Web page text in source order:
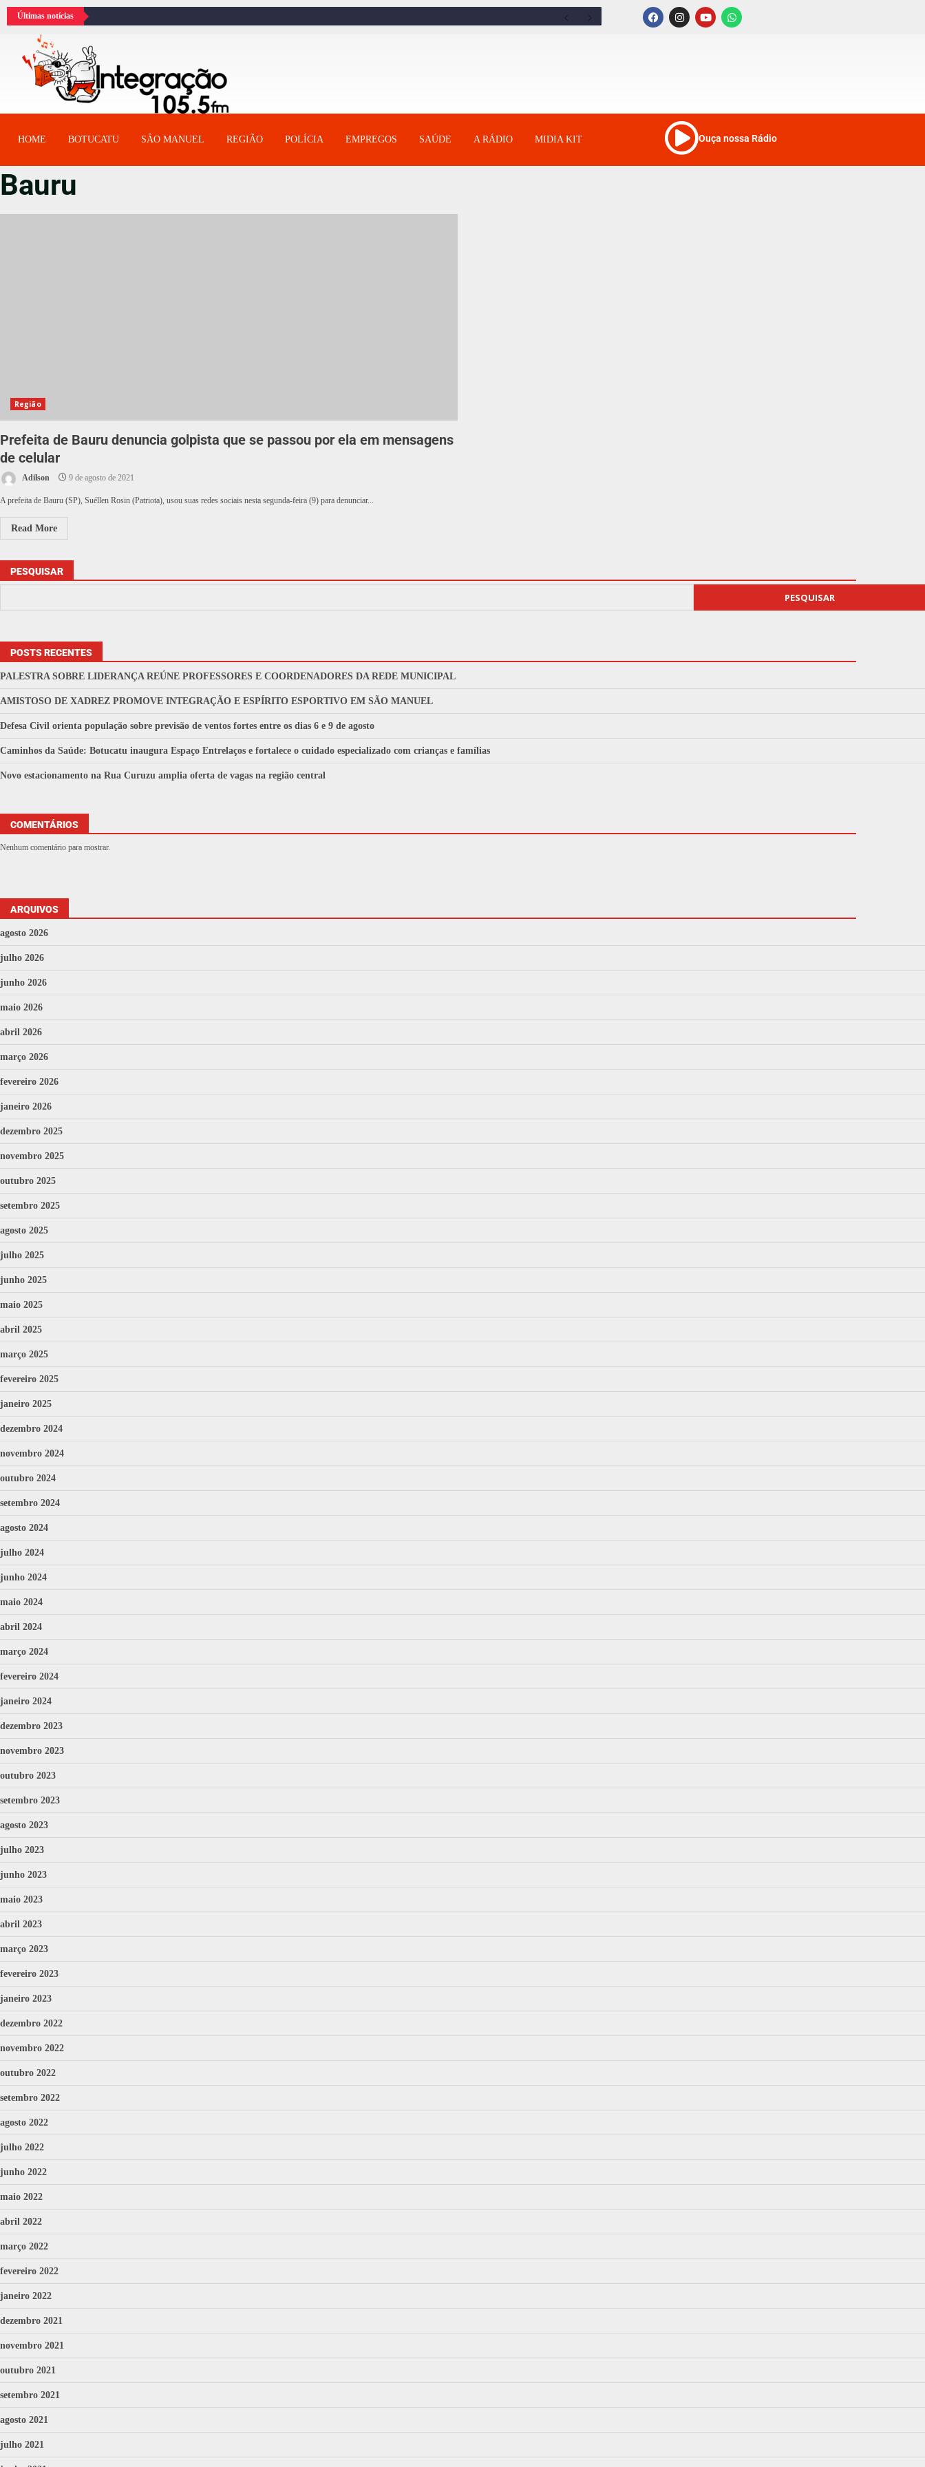
Últimas notícias
HOME BOTUCATU SÂO MANUEL REGIÃO POLÍCIA EMPREGOS SAÚDE A RÁDIO MIDIA KIT Ouça nossa Rádio
Bauru
Região
Prefeita de Bauru denuncia golpista que se passou por ela em mensagens
de celular
Adilson 9 de agosto de 2021
A prefeita de Bauru (SP), Suéllen Rosin (Patriota), usou suas redes sociais nesta segunda-feira (9) para denunciar...
Read More
PESQUISAR
PESQUISAR
POSTS RECENTES
PALESTRA SOBRE LIDERANÇA REÚNE PROFESSORES E COORDENADORES DA REDE MUNICIPAL
AMISTOSO DE XADREZ PROMOVE INTEGRAÇÃO E ESPÍRITO ESPORTIVO EM SÃO MANUEL
Defesa Civil orienta população sobre previsão de ventos fortes entre os dias 6 e 9 de agosto
Caminhos da Saúde: Botucatu inaugura Espaço Entrelaços e fortalece o cuidado especializado com crianças e famílias
Novo estacionamento na Rua Curuzu amplia oferta de vagas na região central
COMENTÁRIOS
Nenhum comentário para mostrar.
ARQUIVOS
agosto 2026
julho 2026
junho 2026
maio 2026
abril 2026
março 2026
fevereiro 2026
janeiro 2026
dezembro 2025
novembro 2025
outubro 2025
setembro 2025
agosto 2025
julho 2025
junho 2025
maio 2025
abril 2025
março 2025
fevereiro 2025
janeiro 2025
dezembro 2024
novembro 2024
outubro 2024
setembro 2024
agosto 2024
julho 2024
junho 2024
maio 2024
abril 2024
março 2024
fevereiro 2024
janeiro 2024
dezembro 2023
novembro 2023
outubro 2023
setembro 2023
agosto 2023
julho 2023
junho 2023
maio 2023
abril 2023
março 2023
fevereiro 2023
janeiro 2023
dezembro 2022
novembro 2022
outubro 2022
setembro 2022
agosto 2022
julho 2022
junho 2022
maio 2022
abril 2022
março 2022
fevereiro 2022
janeiro 2022
dezembro 2021
novembro 2021
outubro 2021
setembro 2021
agosto 2021
julho 2021